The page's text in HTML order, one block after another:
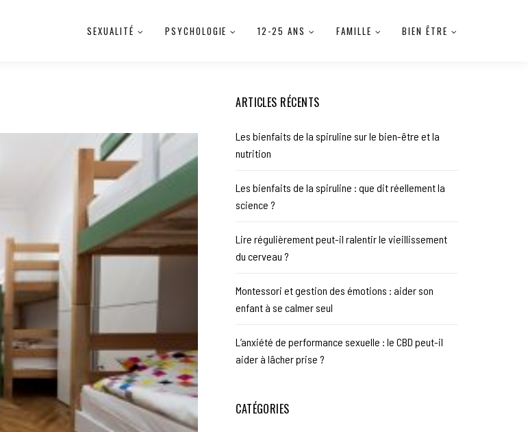
SEXUALITÉ PSYCHOLOGIE 12-25 ANS FAMILLE BIEN ÊTRE
ARTICLES RÉCENTS
Les bienfaits de la spiruline sur le bien-être et la
nutrition
Les bienfaits de la spiruline : que dit réellement la
science ?
Lire régulièrement peut-il ralentir le vieillissement
du cerveau ?
Montessori et gestion des émotions : aider son
enfant à se calmer seul
L’anxiété de performance sexuelle : le CBD peut-il
aider à lâcher prise ?
CATÉGORIES